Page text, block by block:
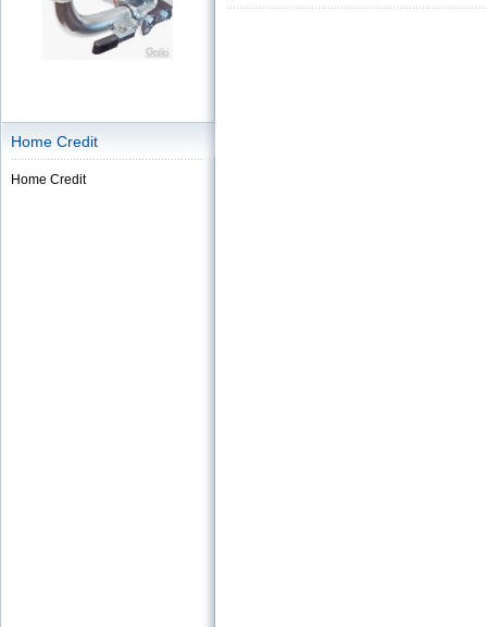
Home Credit
Home Credit